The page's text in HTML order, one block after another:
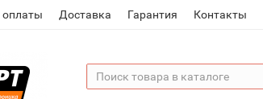
оплаты Доставка Гарантия Контакты